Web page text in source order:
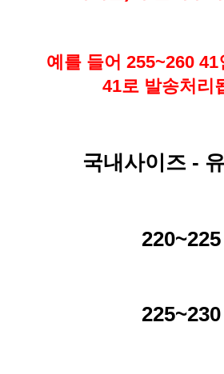
예를 들어 255~260 41
41로 발송처리
국내사이즈 -